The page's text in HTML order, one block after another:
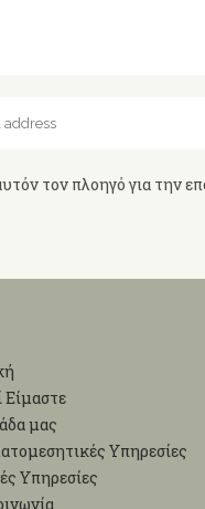
τον πλοηγό για την
Είμαστε
μας
Υπηρεσίες
Υπηρεσίες